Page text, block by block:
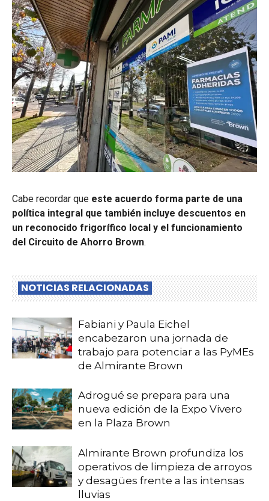
Cabe recordar que este acuerdo forma parte de una
política integral que también incluye descuentos en
un reconocido frigorífico local y el funcionamiento
del Circuito de Ahorro Brown.
NOTICIAS RELACIONADAS
Fabiani y Paula Eichel
encabezaron una jornada de
trabajo para potenciar a las PyMEs
de Almirante Brown
Adrogué se prepara para una
nueva edición de la Expo Vivero
en la Plaza Brown
Almirante Brown profundiza los
operativos de limpieza de arroyos
y desagües frente a las intensas
lluvias